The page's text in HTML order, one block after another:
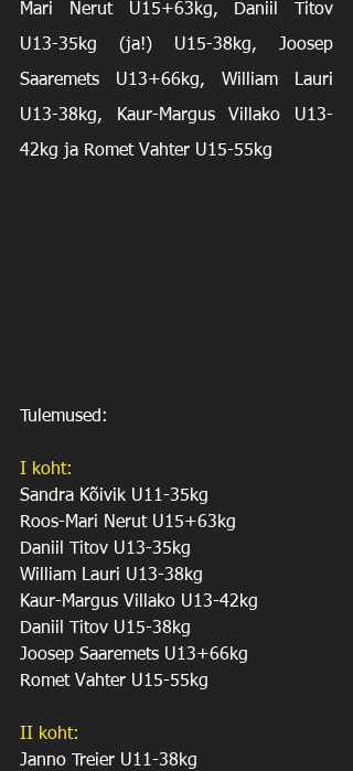
Mari Nerut U15+63kg, Daniil Titov
U13-35kg (ja!) U15-38kg, Joosep
Saaremets U13+66kg, William Lauri
U13-38kg, Kaur-Margus Villako U13-
42kg ja Romet Vahter U15-55kg
Tulemused:
I koht:
Sandra Kõivik U11-35kg
Roos-Mari Nerut U15+63kg
Daniil Titov U13-35kg
William Lauri U13-38kg
Kaur-Margus Villako U13-42kg
Daniil Titov U15-38kg
Joosep Saaremets U13+66kg
Romet Vahter U15-55kg
II koht:
Janno Treier U11-38kg